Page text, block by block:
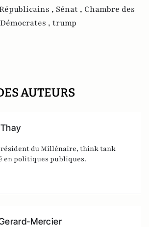
Républicains , Sénat , Chambre des
Démocrates , trump
AUTEURS
du Millénaire, think tank
en politiques publiques.
Mercier